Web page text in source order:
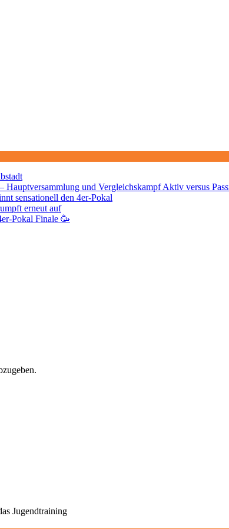
Hauptversammlung und Vergleichskampf Aktiv versus
sensationell den 4er-Pokal
erneut auf
Pokal Finale 🥳
Jugendtraining